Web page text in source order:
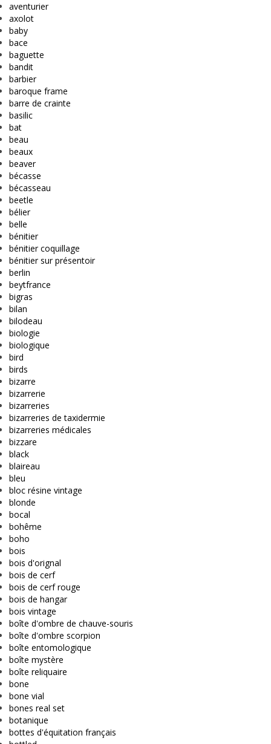
aventurier
axolot
baby
bace
baguette
bandit
barbier
baroque frame
barre de crainte
basilic
bat
beau
beaux
beaver
bécasse
bécasseau
beetle
bélier
belle
bénitier
bénitier coquillage
bénitier sur présentoir
berlin
beytfrance
bigras
bilan
bilodeau
biologie
biologique
bird
birds
bizarre
bizarrerie
bizarreries
bizarreries de taxidermie
bizarreries médicales
bizzare
black
blaireau
bleu
bloc résine vintage
blonde
bocal
bohême
boho
bois
bois d'orignal
bois de cerf
bois de cerf rouge
bois de hangar
bois vintage
boîte d'ombre de chauve-souris
boîte d'ombre scorpion
boîte entomologique
boîte mystère
boîte reliquaire
bone
bone vial
bones real set
botanique
bottes d'équitation français